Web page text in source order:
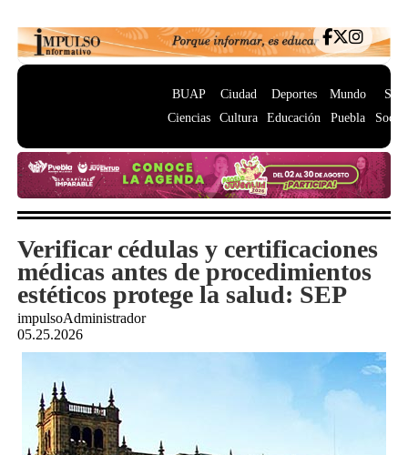
BUAP
Ciencias
Ciudad
Cultura
Deportes
Educación
Mundo
Puebla
Verificar cédulas y certificaciones
médicas antes de procedimientos
estéticos protege la salud: SEP
impulsoAdministrador
05.25.2026